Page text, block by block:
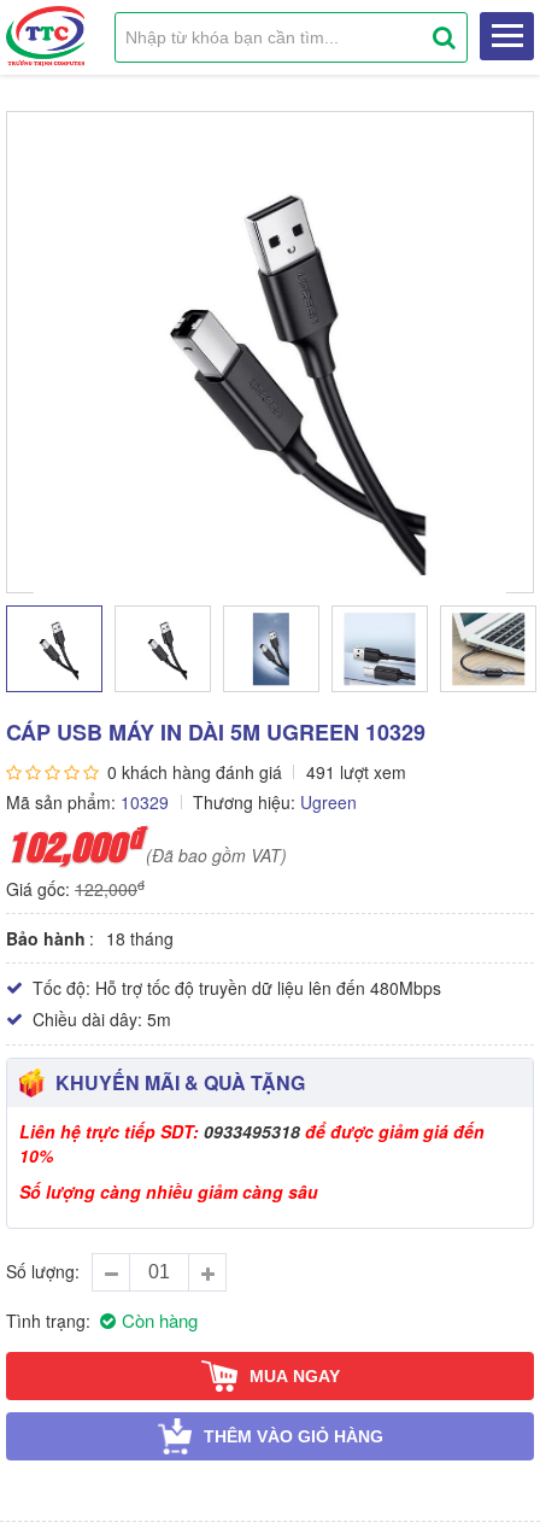
CÁP USB MÁY IN DÀI 5M UGREEN 10329
0 khách hàng đánh giá
491 lượt xem
Mã sản phẩm: 10329 Thương hiệu: Ugreen
102,000đ (Đã bao gồm VAT)
Giá gốc: 122,000đ
Bảo hành 18 tháng
Tốc độ: Hỗ trợ tốc độ truyền dữ liệu lên đến 480Mbps
Chiều dài dây: 5m
KHUYẾN MÃI & QUÀ TẶNG
Liên hệ trực tiếp SDT: 0933495318 để được giảm giá đến
10%
Số lượng càng nhiều giảm càng sâu
Số lượng
Tình trạng Còn hàng
MUA NGAY
THÊM VÀO GIỎ HÀNG